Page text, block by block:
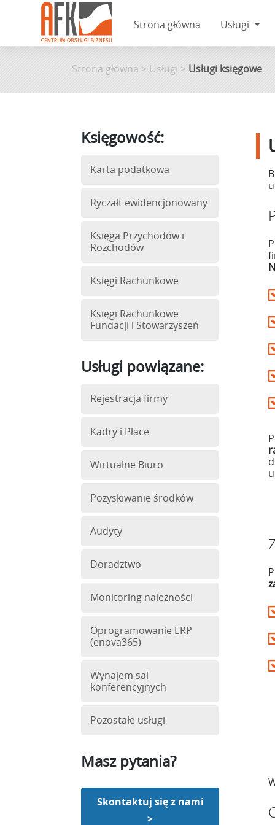
Skip
to
Strona główna Usługi
Strona główna > Usługi > Usługi księgowe
Księgowość:
Karta podatkowa
Ryczałt ewidencjonowany
Księga Przychodów i
Rozchodów
Księgi Rachunkowe
Księgi Rachunkowe
Fundacji i Stowarzyszeń
Usługi powiązane:
Rejestracja firmy
Kadry i Płace
Wirtualne Biuro
Pozyskiwanie środków
Audyty
Doradztwo
Monitoring należności
Oprogramowanie ERP
(enova365)
Wynajem sal
konferencyjnych
Pozostałe usługi
Masz pytania?
Skontaktuj się z nami
>